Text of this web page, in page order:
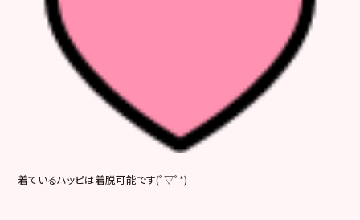
着ているハッピは着脱可能です(ﾟ▽ﾟ*)